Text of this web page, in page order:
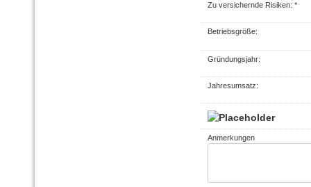
Zu ver­sichernde Risiken: *
Betriebsgröße:
Gründungsjahr:
Jahresumsatz:
Anmerkungen